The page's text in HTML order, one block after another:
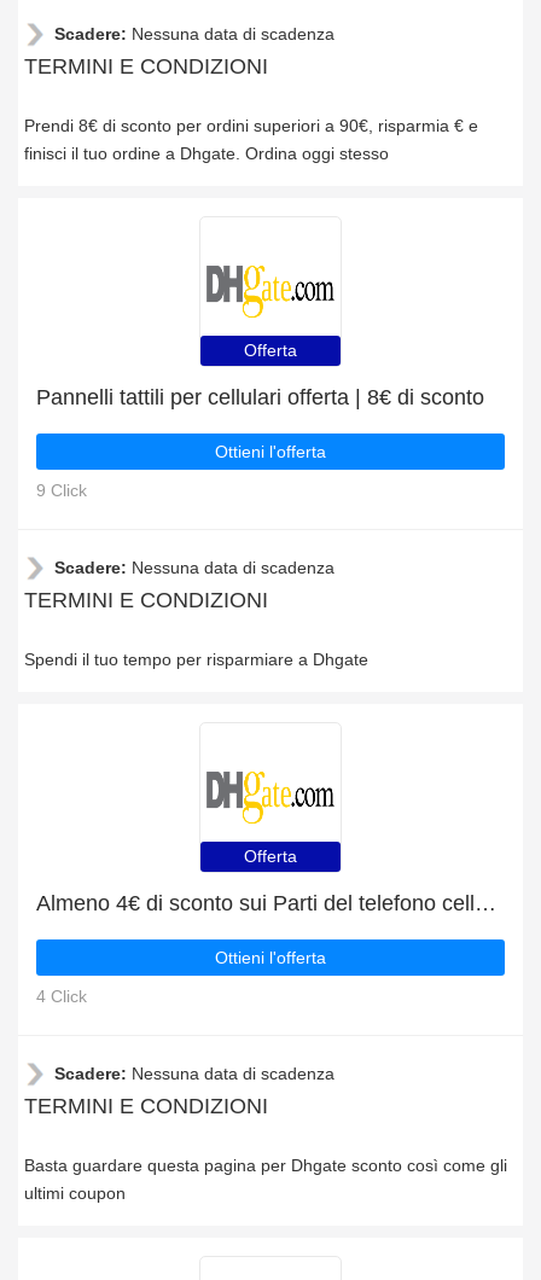
Scadere: Nessuna data di scadenza
TERMINI E CONDIZIONI
Prendi 8€ di sconto per ordini superiori a 90€, risparmia € e
finisci il tuo ordine a Dhgate. Ordina oggi stesso
Offerta
Pannelli tattili per cellulari offerta | 8€ di sconto
Ottieni l'offerta
9 Click
Scadere: Nessuna data di scadenza
TERMINI E CONDIZIONI
Spendi il tuo tempo per risparmiare a Dhgate
Offerta
Almeno 4€ di sconto sui Parti del telefono cellulare e altro
Ottieni l'offerta
4 Click
Scadere: Nessuna data di scadenza
TERMINI E CONDIZIONI
Basta guardare questa pagina per Dhgate sconto così come gli
ultimi coupon